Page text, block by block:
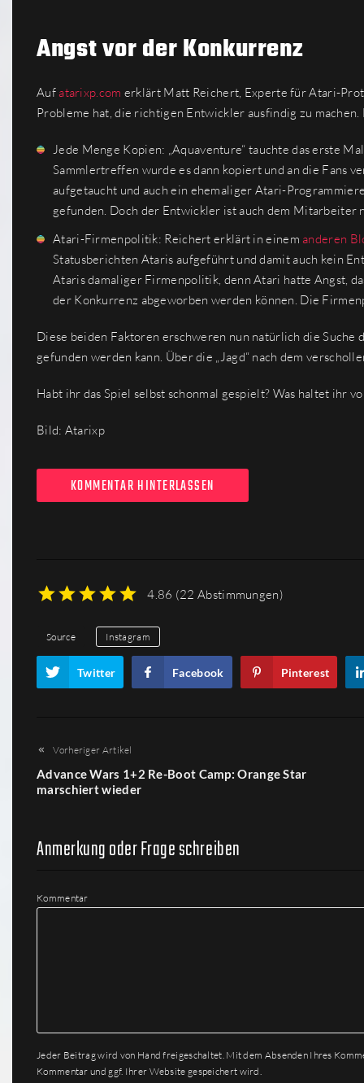
Angst vor der Konkurrenz
Aufatarixp.com erklärt Matt Reichert, Experte für Atari-
Probleme hat, die richtigen Entwickler ausfindig zu
Jede Menge Kopien: „Aquaventure“ tauchte das erste
Sammlertreffen wurde es dann kopiert und an die Fans
aufgetaucht und auch ein ehemaliger Atari-
gefunden. Doch der Entwickler ist auch dem Mitarbeiter
Atari-Firmenpolitik: Reichert erklärt in einemanderen
Statusberichten Ataris aufgeführt und damit auch kein
Ataris damaliger Firmenpolitik, denn Atari hatte Angst,
der Konkurrenz abgeworben werden können. Die
Diese beiden Faktoren erschweren nun natürlich die Suche
gefunden werden kann. Über die „Jagd“ nach dem
Habt ihr das Spiel selbst schonmal gespielt? Was haltet ihr
Bild: Atarixp
KOMMENTAR HINTERLASSEN
4.86 (22 Abstimmungen)
Source Instagram
Twitter Facebook Pinterest
Vorheriger Artikel
Advance Wars 1+2 Re-Boot Camp: Orange Star
marschiert wieder
Anmerkung oder Frage schreiben
Kommentar
Jeder Beitrag wird von Hand freigeschaltet. Mit dem Absenden Ihres
Kommentar und ggf. Ihrer Website gespeichert wird.